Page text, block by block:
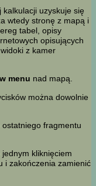
kalkulacji uzyskuje się
wtedy stronę z mapą i
tabel, opisy
opisujących
z kamer
menu nad mapą.
można dowolnie
ostatniego fragmentu
kliknięciem
i zakończenia zamienić